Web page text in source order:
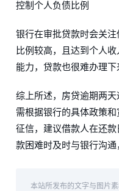
控制个人负债比例
银行在审批贷款时会关
比例较高，且达到个人
能力，贷款也很难办理下
综上所述，房贷逾期两
需根据银行的具体政策
征信，建议借款人在还
款困难时及时与银行沟通
本站所发布的文字与图片